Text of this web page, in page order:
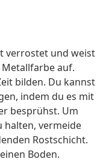
verrostet und weist
auf.
bilden. Du kannst
indem du es mit
besprühst. Um
halten, vermeide
Rostschicht.
Boden.